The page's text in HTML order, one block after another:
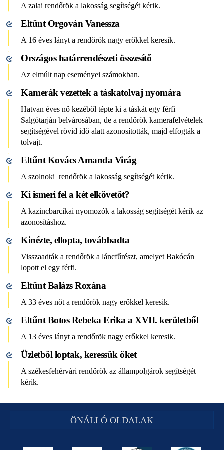
A zalai rendőrök a lakosság segítségét kérik.
Eltűnt Orgován Vanessza
A 16 éves lányt a rendőrök nagy erőkkel keresik.
Országos határrendészeti összesítő
Az elmúlt nap eseményei számokban.
Kamerák vezettek a táskatolvaj nyomára
Hatvan éves nő kezéből tépte ki a táskát egy férfi
Salgótarján belvárosában, de a rendőrök kamerafelvételek
segítségével rövid idő alatt azonosították, majd elfogták a
tolvajt.
Eltűnt Kovács Amanda Virág
A szolnoki rendőrök a lakosság segítségét kérik.
Ki ismeri fel a két elkövetőt?
A kazincbarcikai nyomozók a lakosság segítségét kérik az
azonosításhoz.
Kinézte, ellopta, továbbadta
Visszaadták a rendőrök a láncfűrészt, amelyet Bakócán
lopott el egy férfi.
Eltűnt Balázs Roxána
A 33 éves nőt a rendőrök nagy erőkkel keresik.
Eltűnt Botos Rebeka Erika a XVII. kerületből
A 13 éves lányt a rendőrök nagy erőkkel keresik.
Üzletből loptak, keressük őket
A székesfehérvári rendőrök az állampolgárok segítségét
kérik.
ÖNÁLLÓ OLDALAK